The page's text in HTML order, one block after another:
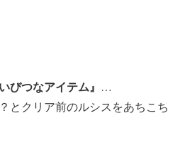
いびつなアイテム』 …
とクリア前のルシスをあちこち